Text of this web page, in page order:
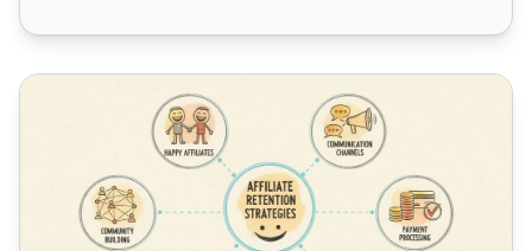
Comment garder les affiliés heureux et motivés